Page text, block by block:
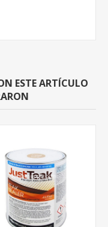
ESTE ARTÍCULO